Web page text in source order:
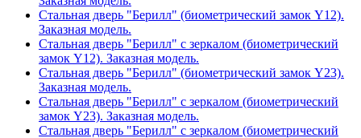
Стальная дверь "Берилл" (биометрический замок Y12).
Заказная модель.
Стальная дверь "Берилл" с зеркалом (биометрический
замок Y12). Заказная модель.
Стальная дверь "Берилл" (биометрический замок Y23).
Заказная модель.
Стальная дверь "Берилл" с зеркалом (биометрический
замок Y23). Заказная модель.
Стальная дверь "Берилл" с зеркалом (биометрический